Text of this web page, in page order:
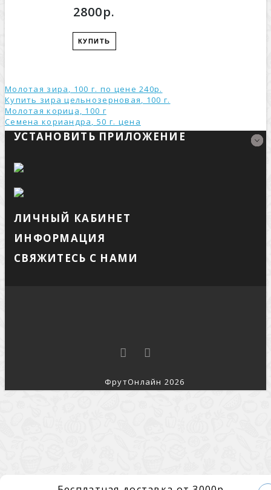
2800р.
КУПИТЬ
Молотая зира, 100 г. по цене 240р.
Купить зира цельнозерновая, 100 г.
Молотая корица, 100 г
Семена кориандра, 50 г. ценa
УСТАНОВИТЬ ПРИЛОЖЕНИЕ
ЛИЧНЫЙ КАБИНЕТ
ИНФОРМАЦИЯ
СВЯЖИТЕСЬ С НАМИ
ФрутОнлайн 2026